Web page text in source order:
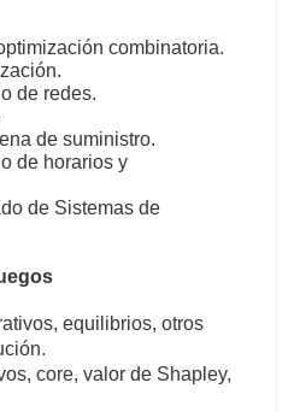
combinatoria.
de redes.
de suministro.
de horarios y
de Sistemas de
equilibrios, otros
core, valor de Shapley,